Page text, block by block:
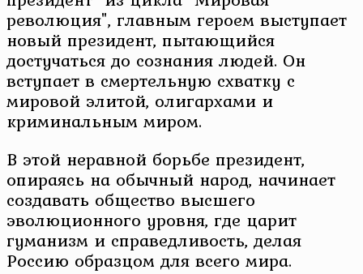
революция", главным героем выступает
новый президент, пытающийся
достучаться до сознания людей. Он
вступает в смертельную схватку с
мировой элитой, олигархами и
криминальным миром.
В этой неравной борьбе президент,
опираясь на обычный народ, начинает
создавать общество высшего
эволюционного уровня, где царит
гуманизм и справедливость, делая
Россию образцом для всего мира.